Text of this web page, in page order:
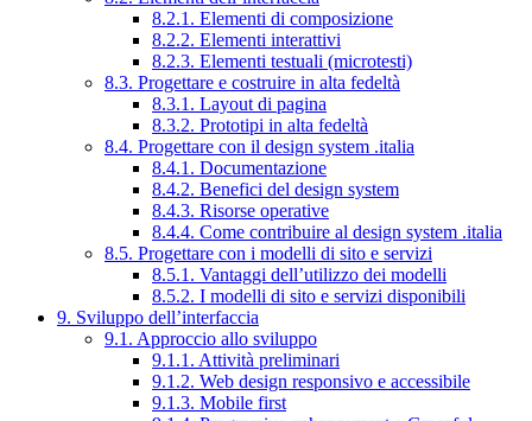
8.2.1. Elementi di composizione
8.2.2. Elementi interattivi
8.2.3. Elementi testuali (microtesti)
8.3. Progettare e costruire in alta fedeltà
8.3.1. Layout di pagina
8.3.2. Prototipi in alta fedeltà
8.4. Progettare con il design system .italia
8.4.1. Documentazione
8.4.2. Benefici del design system
8.4.3. Risorse operative
8.4.4. Come contribuire al design system .italia
8.5. Progettare con i modelli di sito e servizi
8.5.1. Vantaggi dell’utilizzo dei modelli
8.5.2. I modelli di sito e servizi disponibili
9. Sviluppo dell’interfaccia
9.1. Approccio allo sviluppo
9.1.1. Attività preliminari
9.1.2. Web design responsivo e accessibile
9.1.3. Mobile first